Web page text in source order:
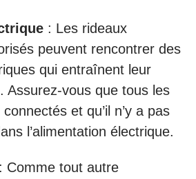
: Les rideaux
peuvent rencontrer des
qui entraînent leur
Assurez-vous que tous les
et qu’il n’y a pas
l’alimentation électrique.
Comme tout autre